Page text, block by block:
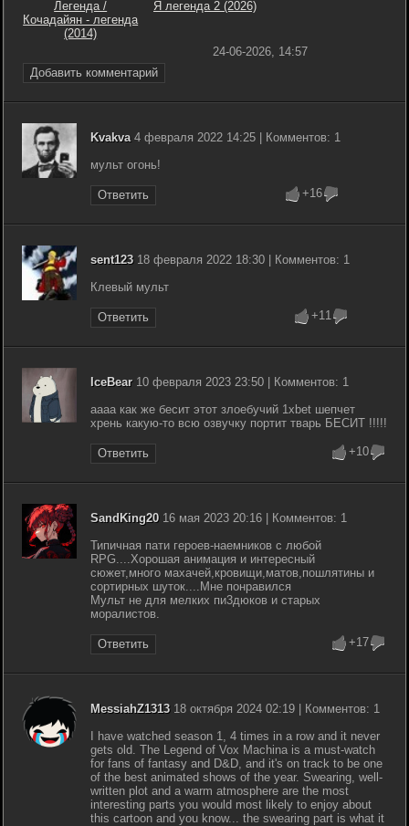
Легенда /
Кочадайян - легенда
(2014)
Я легенда 2 (2026)
Добавить комментарий
24-06-2026, 14:57
Kvakva 4 февраля 2022 14:25 | Комментов: 1
мульт огонь!
Ответить +16
sent12318 февраля 2022 18:30 | Комментов: 1
Клевый мульт
Ответить +11
IceBear10 февраля 2023 23:50 | Комментов: 1
аааа как же бесит этот злоебучий 1xbet шепчет
хрень какую-то всю озвучку портит тварь БЕСИТ !!!!!
Ответить +10
SandKing2016 мая 2023 20:16 | Комментов: 1
Типичная пати героев-наемников с любой
RPG....Хорошая анимация и интересный
сюжет,много махачей,кровищи,матов,пошлятины и
сортирных шуток....Мне понравился
Мульт не для мелких пи3дюков и старых
моралистов.
Ответить +17
MessiahZ131318 октября 2024 02:19 | Комментов: 1
I have watched season 1, 4 times in a row and it never
gets old. The Legend of Vox Machina is a must-watch
for fans of fantasy and D&D, and it's on track to be one
of the best animated shows of the year. Swearing, well-
written plot and a warm atmosphere are the most
interesting parts you would most likely to enjoy about
this cartoon and you know... the swearing part is what it